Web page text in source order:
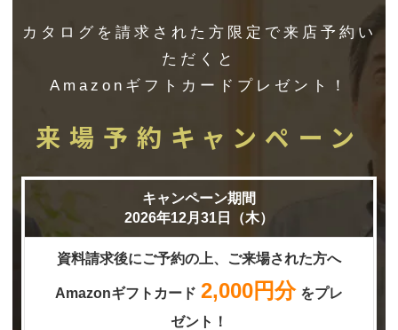
カタログを請求された方限定で来店予約い
ただくと
Amazonギフトカードプレゼント！
来場予約キャンペーン
キャンペーン期間
2026年12月31日（木）
資料請求後にご予約の上、ご来場された方へ
Amazonギフトカード 2,000円分 をプレ
ゼント！